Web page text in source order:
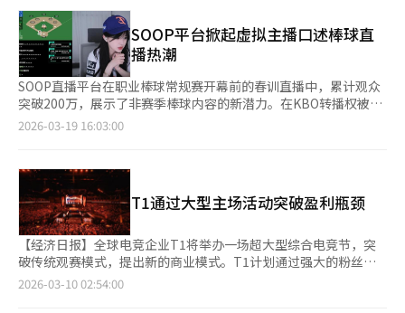
继续进行。乌拉的官方Instagram和诺量品牌官网将发布合作内
容，同时利用药店宣传车辆和海报等进行线下宣传。计划在8月21
日至23日举行的钓鱼博览会上设立联合宣传展位，进行产品体验活
动和品牌介绍。 近年来，地方角色的合作范围已从旅游宣传扩展
到多个行业。通过将承载地方身份的角色与食品、生活用品和消费
品相结合，努力拓宽新的消费群体的接触点，乌拉也在通过与多个
品牌的合作，扩大地方IP的应用范围。※ 本报道经人工智能（AI）
系统翻译与编辑。
Store进行游戏，而包括移动平台在内的正式全球发布（盛大上
线）将于21日进行。 《权力的游戏：国王之路》是一款基于美国
HBO热门剧集《权力的游戏》IP制作的开放世界动作角色扮演游
戏。游戏背景设定在中世纪幻想世界“维斯特洛”，玩家可以选择
骑士、雇佣兵和刺客三种职业进行探索和战斗。 网石表示，此次
作品专注于实现原作世界观和增强直接操作的动作性。特别是开放
世界的区域探索、以过场动画为中心的叙事演绎以及基于手动战斗
的动作玩法被视为核心差异化要素。 在之前的媒体体验会上，游
点。在主要战斗中，自动战斗的比例被降到最低，闪避、防御和技
能连携的时机成为重要的动作结构。 实际体验中，敌方AI不仅仅是
简单的被击反应，而是通过模式化的反击和闪避保持紧张感。在同
时对抗多个敌人的场景中，技能冷却时间管理和站位的重要性得到
了强调。 游戏的图形也着重反映了原作《权力的游戏》的独特氛
围。中世纪幻想特有的暗色调、细致的背景描绘，以及原作粉丝能
够识别的主要地区和角色设计等都增强了沉浸感。 特别是网石在
商业模式设计上，移除了在国内MMORPG市场中常见的概率型装
SOOP平台掀起虚拟主播口述棒球直
播热潮
SOOP直播平台在职业棒球常规赛开幕前的春训直播中，累计观众
突破200万，展示了非赛季棒球内容的新潜力。在KBO转播权被特
定平台垄断的情况下，SOOP通过独特的图解直播系统和主播的偏
过30场直播同时进行，最多时有57场，主播们的参与热情高涨。
观众可以选择不同主播的个性化分析，立体地享受比赛。此次春训
期间，除了传统的棒球主播，虚拟主播和新手主播也纷纷加入，扩
大了直播生态。不了解棒球规则的主播与观众一起学习球队和球员
信息，成为节目核心内容。这为老粉丝带来了新鲜感，也降低了新
手观众的门槛，吸引了新的MZ世代粉丝。SOOP的偏向性解说文化
自AfreecaTV时代起就已扎根，主播通过支持特定球队或球员，与
观众分享情感。这种互动方式与现代体育消费趋势相符，区别于传
2026-03-19 16:03:00
T1通过大型主场活动突破盈利瓶颈
【经济日报】全球电竞企业T1将举办一场超大型综合电竞节，突
破传统观赛模式，提出新的商业模式。T1计划通过强大的粉丝基
础和线下活动结合，解决电竞俱乐部的盈利瓶颈。T1宣布将于4月
2026-03-10 02:54:00